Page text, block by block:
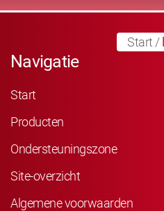
Start /
Navigatie
Start
Producten
Ondersteuningszone
Site-overzicht
Algemene voorwaarden